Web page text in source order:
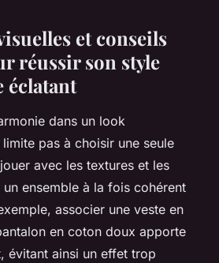
et conseils
réussir son style
éclatant
dans un look
pas à choisir une seule
avec les textures et les
ensemble à la fois cohérent
associer une veste en
en coton doux apporte
évitant ainsi un effet trop